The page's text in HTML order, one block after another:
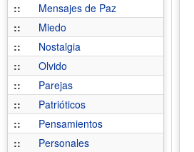
::
Mensajes de Paz
::
Miedo
::
Nostalgia
::
Olvido
::
Parejas
::
Patrióticos
::
Pensamientos
::
Personales